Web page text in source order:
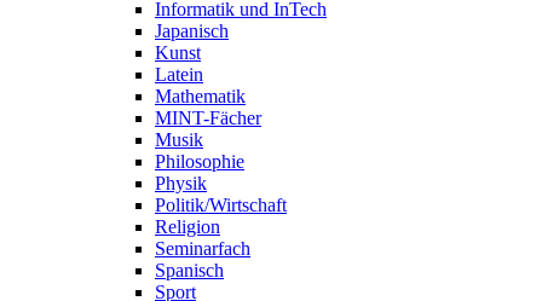
Informatik und InTech
Japanisch
Kunst
Latein
Mathematik
MINT-Fächer
Musik
Philosophie
Physik
Politik/Wirtschaft
Religion
Seminarfach
Spanisch
Sport